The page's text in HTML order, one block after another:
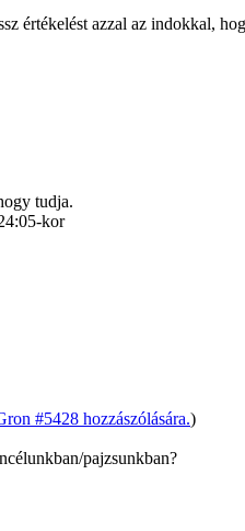
értékelést azzal az indokkal,
tudja.
kor
#5428 hozzászólására.)
pajzsunkban?